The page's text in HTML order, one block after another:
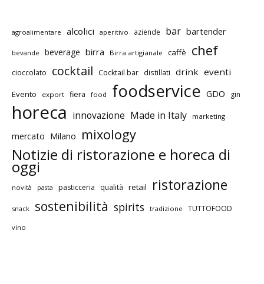
agroalimentare alcolici aperitivo aziende bar bartender
bevande beverage birra Birra artigianale caffè chef
cioccolato cocktail Cocktail bar distillati drink eventi
Evento export fiera food foodservice GDO gin
horeca innovazione Made in Italy marketing
mercato Milano mixology
Notizie di ristorazione e horeca di
oggi
novità pasta pasticceria qualità retail ristorazione
snack sostenibilità spirits tradizione TUTTOFOOD
vino